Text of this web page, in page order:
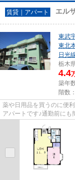
賃貸｜アパート エル
東武
東北
日光
栃木
4.4
築年
階数
薬や日用品を買うのに便
アパートです♪通勤前に